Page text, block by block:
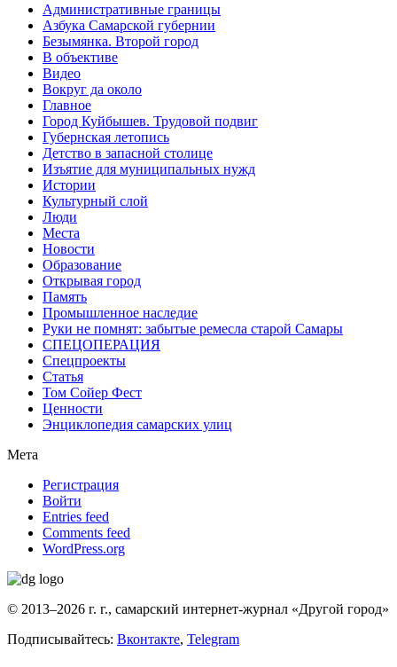
Административные границы
Азбука Самарской губернии
Безымянка. Второй город
В объективе
Видео
Вокруг да около
Главное
Город Куйбышев. Трудовой подвиг
Губернская летопись
Детство в запасной столице
Изъятие для муниципальных нужд
Истории
Культурный слой
Люди
Места
Новости
Образование
Открывая город
Память
Промышленное наследие
Руки не помнят: забытые ремесла старой Самары
СПЕЦОПЕРАЦИЯ
Спецпроекты
Статья
Том Сойер Фест
Ценности
Энциклопедия самарских улиц
Мета
Регистрация
Войти
Entries feed
Comments feed
WordPress.org
© 2013–2026 г. г., самарский интернет-журнал «Другой город»
Подписывайтесь: Вконтакте, Telegram